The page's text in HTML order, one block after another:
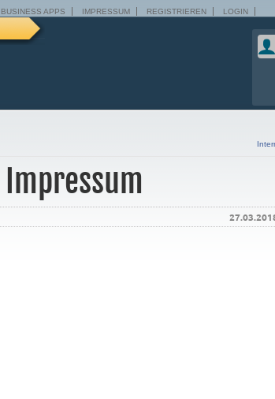
BUSINESS APPS IMPRESSUM REGISTRIEREN LOGIN